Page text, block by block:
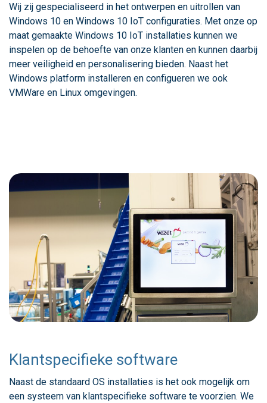
Wij zij gespecialiseerd in het ontwerpen en uitrollen van
Windows 10 en Windows 10 IoT configuraties. Met onze op
maat gemaakte Windows 10 IoT installaties kunnen we
inspelen op de behoefte van onze klanten en kunnen daarbij
meer veiligheid en personalisering bieden. Naast het
Windows platform installeren en configueren we ook
VMWare en Linux omgevingen.
Klantspecifieke software
Naast de standaard OS installaties is het ook mogelijk om
een systeem van klantspecifieke software te voorzien. We